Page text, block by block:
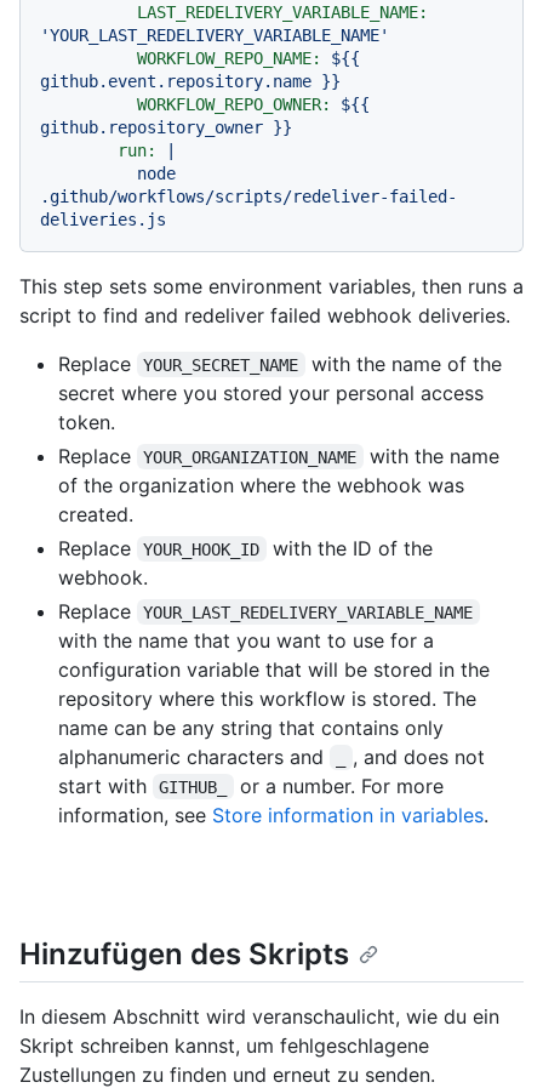
LAST_REDELIVERY_VARIABLE_NAME:
'YOUR_LAST_REDELIVERY_VARIABLE_NAME'
WORKFLOW_REPO_NAME:
${{
github.event.repository.name }}
WORKFLOW_REPO_OWNER:
${{
github.repository_owner }}
run:
|
node
.github/workflows/scripts/redeliver-failed-
deliveries.js
This step sets some environment variables, then runs a
script to find and redeliver failed webhook deliveries.
Replace
YOUR_SECRET_NAME
with the name of the
secret where you stored your personal access
token.
Replace
YOUR_ORGANIZATION_NAME
with the name
of the organization where the webhook was
created.
Replace
YOUR_HOOK_ID
with the ID of the
webhook.
Replace
YOUR_LAST_REDELIVERY_VARIABLE_NAME
with the name that you want to use for a
configuration variable that will be stored in the
repository where this workflow is stored. The
name can be any string that contains only
alphanumeric characters and
, and does not
start with
GITHUB_
or a number. For more
information, see Store information in variables.
Hinzufügen des Skripts
In diesem Abschnitt wird veranschaulicht, wie du ein
Skript schreiben kannst, um fehlgeschlagene
Zustellungen zu finden und erneut zu senden.